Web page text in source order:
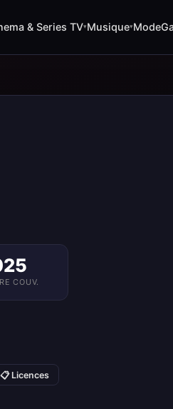
& Series TV▾Musique▾Mode
COUV.
📋 Licences